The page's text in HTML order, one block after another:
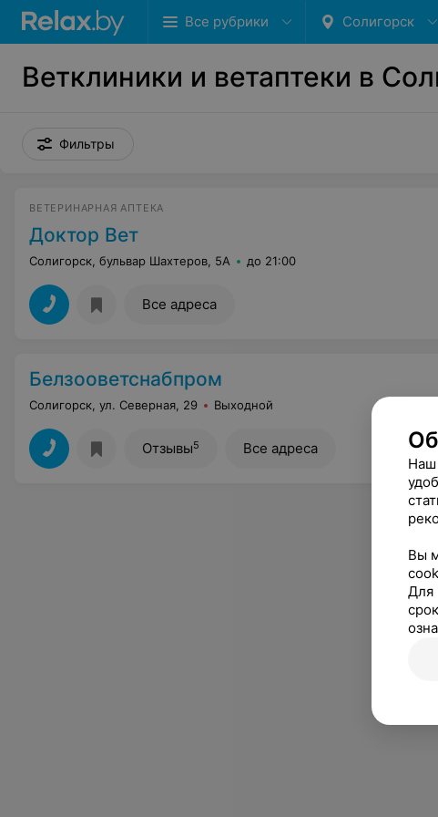
Все рубрики Солигорск
Ветклиники и ветаптеки в
Фильтры
ВЕТЕРИНАРНАЯ АПТЕКА
Доктор Вет
Солигорск, бульвар Шахтеров, 5А до 21:00
Все адреса
Белзооветснабпром
Солигорск, ул. Северная, 29 Выходной
Отзывы5 Все адреса
Наш
Вы
Для